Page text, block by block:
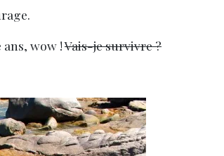
ans, wow !Vais-je survivre ?